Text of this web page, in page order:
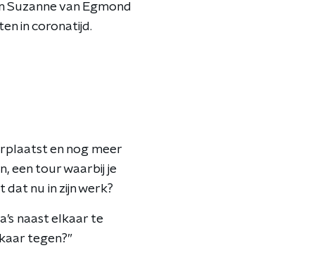
van Egmond
in coronatijd.
en nog meer
een tour waarbij je
dat nu in zijn werk?
naast elkaar te
tegen?”